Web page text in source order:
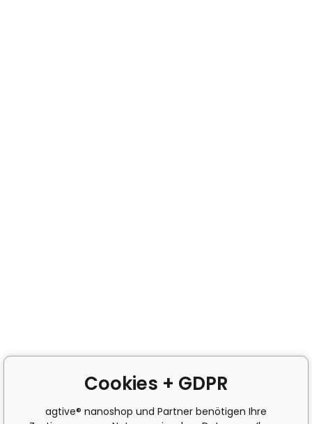
Cookies + GDPR
agtive® nanoshop und Partner benötigen Ihre